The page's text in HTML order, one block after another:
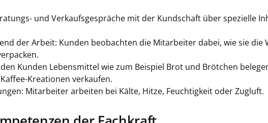
und Verkaufsgespräche mit der Kundschaft über spezielle
der Arbeit: Kunden beobachten die Mitarbeiter dabei, wie sie die
Kunden Lebensmittel wie zum Beispiel Brot und Brötchen
Kreationen verkaufen.
Mitarbeiter arbeiten bei Kälte, Hitze, Feuchtigkeit oder Zugluft.